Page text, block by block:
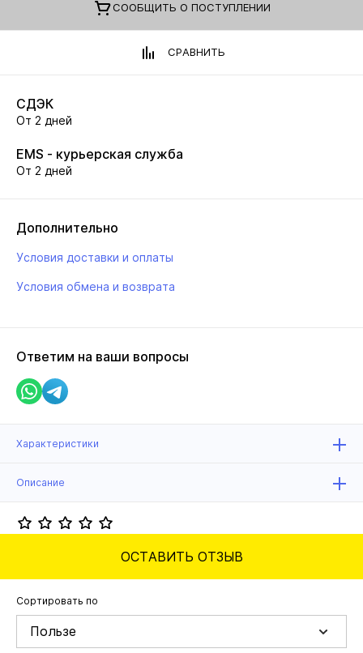
CООБЩИТЬ О ПОСТУПЛЕНИИ
СРАВНИТЬ
СДЭК
От 2 дней
EMS - курьерская служба
От 2 дней
Дополнительно
Условия доставки и оплаты
Условия обмена и возврата
Ответим на ваши вопросы
Характеристики
Описание
ОСТАВИТЬ ОТЗЫВ
Сортировать по
Пользе